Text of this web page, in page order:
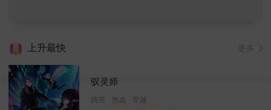
上升最快
驭灵师
搞笑 热血 穿越